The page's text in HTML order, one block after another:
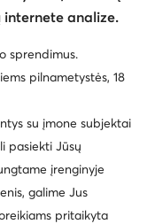
politika
internete analize.
sprendimus.
pilnametystės, 18
su įmone subjektai
pasiekti Jūsų
įrenginyje
galime Jus
pritaikyta